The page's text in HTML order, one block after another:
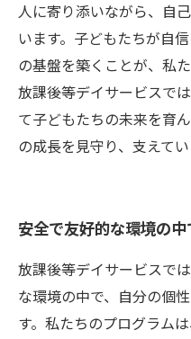
人に寄り添いながら、自
います。子どもたちが自
の基盤を築くことが、私
放課後等デイサービスで
て子どもたちの未来を育
の成長を見守り、支えて
安全で友好的な環境の
放課後等デイサービスで
な環境の中で、自分の個
す。私たちのプログラム